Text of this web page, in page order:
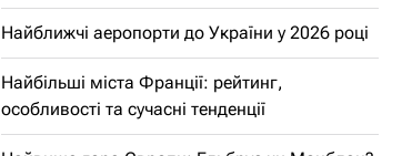
Найближчі аеропорти до України у 2026 році
Найбільші міста Франції: рейтинг,
особливості та сучасні тенденції